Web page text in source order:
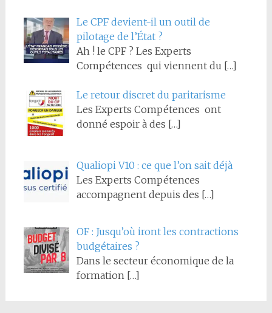
Le CPF devient-il un outil de
pilotage de l’État ?
Ah ! le CPF ? Les Experts
Compétences qui viennent du […]
Le retour discret du paritarisme
Les Experts Compétences ont
donné espoir à des […]
Qualiopi V10 : ce que l’on sait déjà
Les Experts Compétences
accompagnent depuis des […]
OF : Jusqu’où iront les contractions
budgétaires ?
Dans le secteur économique de la
formation […]